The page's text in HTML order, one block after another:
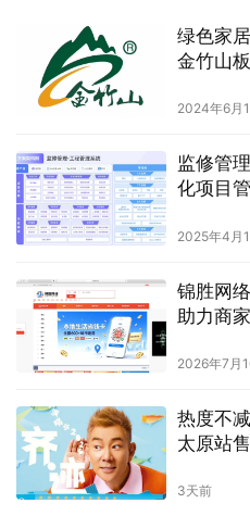
绿色家
金竹山
2024年6月
监修管
化项目
2025年4月
锦胜网
助力商
2026年7月
热度不
太原站
3天前